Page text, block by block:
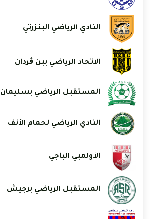
النادي الرياضي البنزرتي
الاتحاد الرياضي ببن ڨردان
المستقبل الرياضي بسليمان
النادي الرياضي لحمام الأنف
الأولمبي الباجي
المستقبل الرياضي برجيش